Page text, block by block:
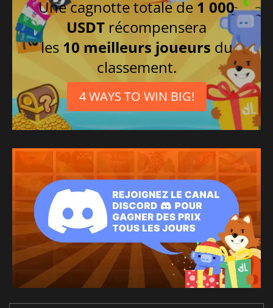
Une cagnotte totale de 1 000
USDT récompensera
les 10 meilleurs joueurs du
classement.
4 WAYS TO WIN BIG!